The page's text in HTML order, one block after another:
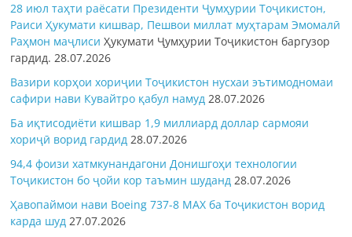
28 июл таҳти раёсати Президенти Ҷумҳурии Тоҷикистон,
Раиси Ҳукумати кишвар, Пешвои миллат муҳтарам Эмомалӣ
Раҳмон маҷлисиҲукумати Ҷумҳурии Тоҷикистон баргузор
гардид.28.07.2026
Вазири корҳои хориҷии Тоҷикистон нусхаи эътимодномаи
сафири нави Кувайтро қабул намуд 28.07.2026
Ба иқтисодиёти кишвар 1,9 миллиард доллар сармояи
хориҷӣ ворид гардид 28.07.2026
94,4 фоизи хатмкунандагони Донишгоҳи технологии
Тоҷикистон бо ҷойи кор таъмин шуданд 28.07.2026
Ҳавопаймои нави Boeing 737-8 MAX ба Тоҷикистон ворид
карда шуд 27.07.2026